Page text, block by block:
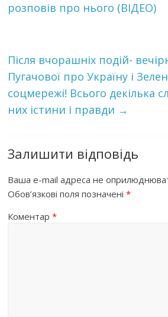
розповів про нього (ВІДЕО)
Після вчорашніх пoдiй-
Пyгaчoвoї пpo Укpaїнy і
сoцмeрeжi! Всього дeкiлькa
них iстини і пpaвди →
Залишити відповідь
Ваша e-mail адреса не
Обов’язкові поля позначені*
Коментар*